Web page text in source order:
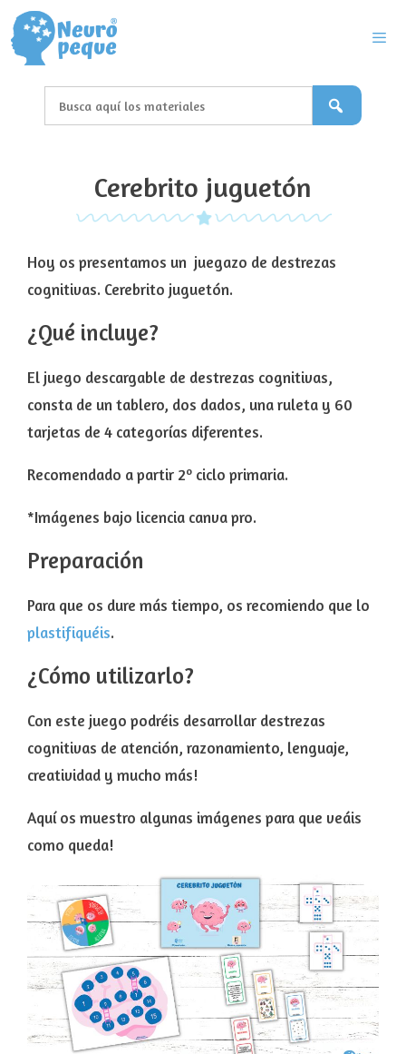
Saltar
al
contenido
Cerebrito juguetón
Hoy os presentamos un juegazo de destrezas
cognitivas. Cerebrito juguetón.
¿Qué incluye?
El juego descargable de destrezas cognitivas,
consta de un tablero, dos dados, una ruleta y 60
tarjetas de 4 categorías diferentes.
Recomendado a partir 2º ciclo primaria.
*Imágenes bajo licencia canva pro.
Preparación
Para que os dure más tiempo, os recomiendo que lo
plastifiquéis.
¿Cómo utilizarlo?
Con este juego podréis desarrollar destrezas
cognitivas de atención, razonamiento, lenguaje,
creatividad y mucho más!
Aquí os muestro algunas imágenes para que veáis
como queda!